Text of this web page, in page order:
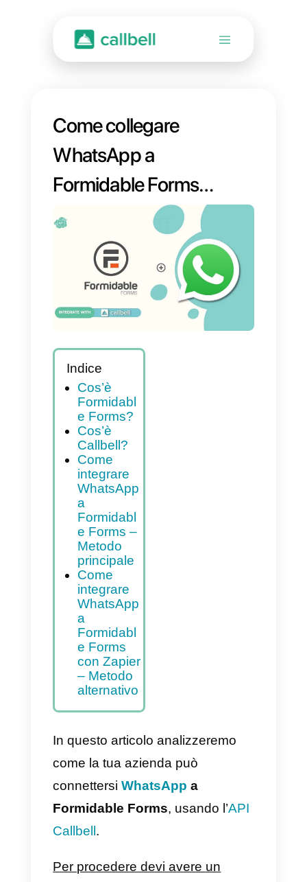
Come collegare
WhatsApp a
Formidable Forms |
Callbell
Indice
Cos’è
Formidabl
e Forms?
Cos’è
Callbell?
Come
integrare
WhatsApp
Formidabl
e Forms –
Metodo
principale
WhatsApp
a
Formidabl
e Forms
con Zapier
– Metodo